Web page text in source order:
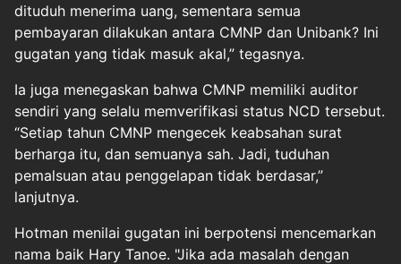
dituduh menerima uang, sementara semua
pembayaran dilakukan antara CMNP dan Unibank? Ini
gugatan yang tidak masuk akal,” tegasnya.
Ia juga menegaskan bahwa CMNP memiliki auditor
sendiri yang selalu memverifikasi status NCD tersebut.
“Setiap tahun CMNP mengecek keabsahan surat
berharga itu, dan semuanya sah. Jadi, tuduhan
pemalsuan atau penggelapan tidak berdasar,”
lanjutnya.
Hotman menilai gugatan ini berpotensi mencemarkan
nama baik Hary Tanoe. "Jika ada masalah dengan